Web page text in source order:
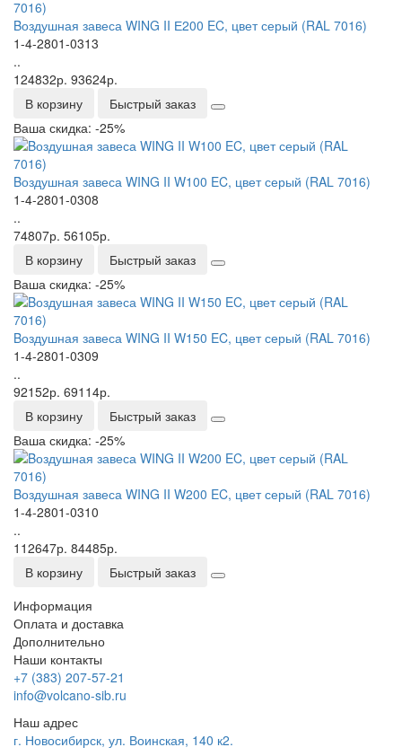
Bоздушная завеса WING II Е200 EC, цвет серый (RAL 7016)
1-4-2801-0313
..
124832р. 93624р.
В корзину
Быстрый заказ
Ваша скидка: -25%
Bоздушная завеса WING II W100 EC, цвет серый (RAL 7016)
1-4-2801-0308
..
74807р. 56105р.
В корзину
Быстрый заказ
Ваша скидка: -25%
Bоздушная завеса WING II W150 EC, цвет серый (RAL 7016)
1-4-2801-0309
..
92152р. 69114р.
В корзину
Быстрый заказ
Ваша скидка: -25%
Bоздушная завеса WING II W200 EC, цвет серый (RAL 7016)
1-4-2801-0310
..
112647р. 84485р.
В корзину
Быстрый заказ
Информация
Оплата и доставка
Дополнительно
Наши контакты
+7 (383) 207-57-21
info@volcano-sib.ru
Наш адрес
г. Новосибирск, ул. Воинская, 140 к2.